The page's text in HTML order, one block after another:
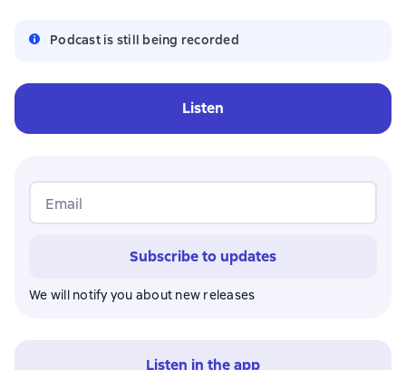
Podcast is still being recorded
Listen
Email
Subscribe to updates
We will notify you about new releases
Listen in the app